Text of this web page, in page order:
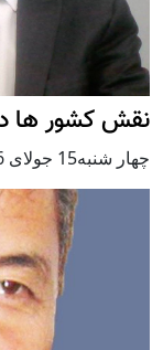
نقش کشور ها
چهار شنبه15 جولای 2026